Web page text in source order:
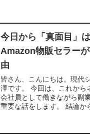
今日から「真面目」
Amazon物販セラー
由
皆さん、こんにちは。現代
澤です。 今回は、これから
会社員として働きながら副
重要な話をします。 結論か